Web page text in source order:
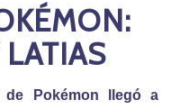
de Pokémon llegó a